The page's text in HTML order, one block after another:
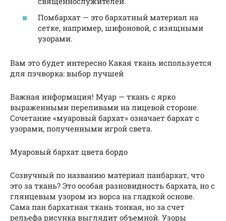
Помбархат — это бархатный материал на
сетке, например, шифоновой, с изящными
узорами.
Вам это будет интересно Какая ткань используется
для пэчворка: выбор лучшей
Важная информация! Муар — ткань с ярко
выраженными переливами на лицевой стороне.
Сочетание «муаровый бархат» означает бархат с
узорами, полученными игрой света.
Муаровый бархат цвета бордо
Созвучный по названию материал панбархат, что
это за ткань? Это особая разновидность бархата, но с
глянцевым узором из ворса на гладкой основе.
Сама пан бархатная ткань тонкая, но за счет
рельефа рисунка выглядит объемной. Узоры